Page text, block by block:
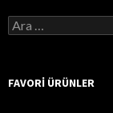
A
r
a
FAVORI ÜRÜNLER